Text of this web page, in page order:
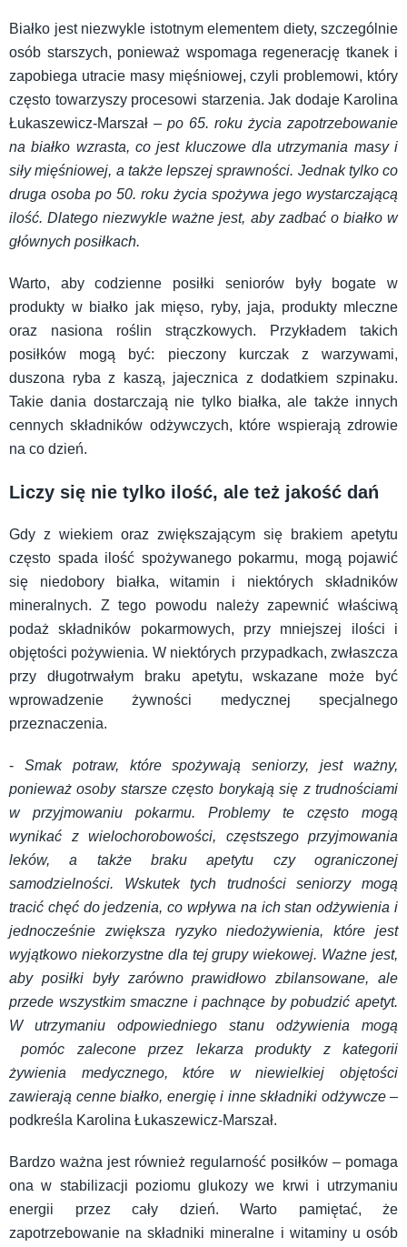
Białko jest niezwykle istotnym elementem diety, szczególnie
osób starszych, ponieważ wspomaga regenerację tkanek i
zapobiega utracie masy mięśniowej, czyli problemowi, który
często towarzyszy procesowi starzenia. Jak dodaje Karolina
Łukaszewicz-Marszał – po 65. roku życia zapotrzebowanie
na białko wzrasta, co jest kluczowe dla utrzymania masy i
siły mięśniowej, a także lepszej sprawności. Jednak tylko co
druga osoba po 50. roku życia spożywa jego wystarczającą
ilość. Dlatego niezwykle ważne jest, aby zadbać o białko w
głównych posiłkach.
Warto, aby codzienne posiłki seniorów były bogate w
produkty w białko jak mięso, ryby, jaja, produkty mleczne
oraz nasiona roślin strączkowych. Przykładem takich
posiłków mogą być: pieczony kurczak z warzywami,
duszona ryba z kaszą, jajecznica z dodatkiem szpinaku.
Takie dania dostarczają nie tylko białka, ale także innych
cennych składników odżywczych, które wspierają zdrowie
na co dzień.
Liczy się nie tylko ilość, ale też jakość dań
Gdy z wiekiem oraz zwiększającym się brakiem apetytu
często spada ilość spożywanego pokarmu, mogą pojawić
się niedobory białka, witamin i niektórych składników
mineralnych. Z tego powodu należy zapewnić właściwą
podaż składników pokarmowych, przy mniejszej ilości i
objętości pożywienia. W niektórych przypadkach, zwłaszcza
przy długotrwałym braku apetytu, wskazane może być
wprowadzenie żywności medycznej specjalnego
przeznaczenia.
- Smak potraw, które spożywają seniorzy, jest ważny,
ponieważ osoby starsze często borykają się z trudnościami
w przyjmowaniu pokarmu. Problemy te często mogą
wynikać z wielochorobowości, częstszego przyjmowania
leków, a także braku apetytu czy ograniczonej
samodzielności. Wskutek tych trudności seniorzy mogą
tracić chęć do jedzenia, co wpływa na ich stan odżywienia i
jednocześnie zwiększa ryzyko niedożywienia, które jest
wyjątkowo niekorzystne dla tej grupy wiekowej. Ważne jest,
aby posiłki były zarówno prawidłowo zbilansowane, ale
przede wszystkim smaczne i pachnące by pobudzić apetyt.
W utrzymaniu odpowiedniego stanu odżywienia mogą
pomóc zalecone przez lekarza produkty z kategorii
żywienia medycznego, które w niewielkiej objętości
zawierają cenne białko, energię i inne składniki odżywcze–
podkreśla Karolina Łukaszewicz-Marszał.
Bardzo ważna jest również regularność posiłków – pomaga
ona w stabilizacji poziomu glukozy we krwi i utrzymaniu
energii przez cały dzień. Warto pamiętać, że
zapotrzebowanie na składniki mineralne i witaminy u osób